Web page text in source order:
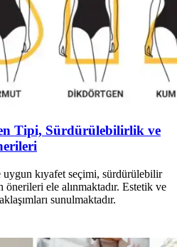
Tipi, Sürdürülebilirlik ve
uygun kıyafet seçimi, sürdürülebilir
ele alınmaktadır. Estetik ve
sunulmaktadır.